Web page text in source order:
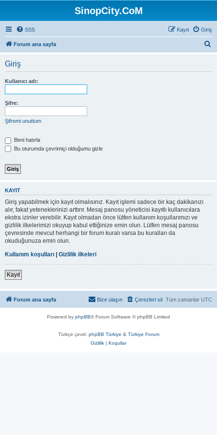
SinopCity.CoM
SSS Giriş
Kayıt
Forum ana sayfa
Giriş
Kullanıcı adı:
Şifre:
Şifremi unuttum
Beni hatırla
Bu oturumda çevrimiçi olduğumu gizle
KAYIT
Giriş yapabilmek için kayıt olmalısınız. Kayıt işlemi sadece bir kaç dakikanızı
alır, fakat yeteneklerinizi arttırır. Mesaj panosu yöneticisi kayıtlı kullanıcılara
ekstra izinler verebilir. Kayıt olmadan önce lütfen kullanım koşullarımızı ve
gizlilik ilkelerimizi okuyup kabul ettiğinize emin olun. Lütfen mesaj panosu
çevresinde mevcut herhangi bir forum kuralı varsa bu kuralları da
okuduğunuza emin olun.
Kullanım koşulları | Gizlilik ilkeleri
Kayıt
Forum ana sayfa Tüm zamanlar UTC
Çerezleri sil
Bize ulaşın
Powered by phpBB® Forum Software © phpBB Limited
Türkçe çeviri: phpBB Türkiye & Türkiye Forum
Gizlilik | Koşullar